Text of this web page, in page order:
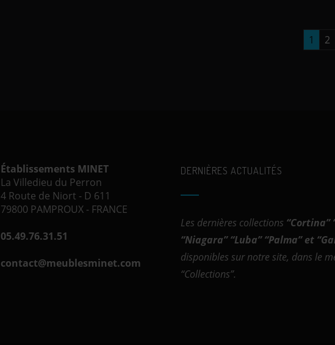
1 2
Établissements MINET
La Villedieu du Perron
4 Route de Niort - D 611
79800 PAMPROUX - FRANCE
05.49.76.31.51
contact@meublesminet.com
DERNIÈRES ACTUALITÉS
Les dernières collections “Cortina”
“Niagara” “Luba” “Palma” et “
disponibles sur notre site, dans le
“Collections”.